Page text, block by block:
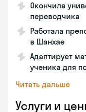
Окончила
переводчика
Работала
в Шанхае
Адаптирует
ученика для
Читать дальше
Услуги и